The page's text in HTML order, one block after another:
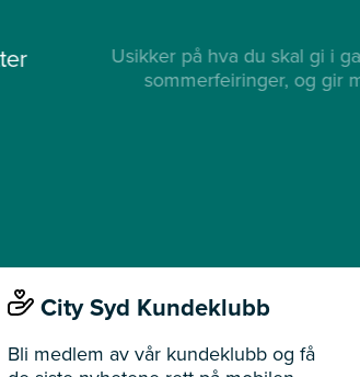
Usikker på hva du skal gi i
sommerfeiringer, og gir
City Syd Kundeklubb
Bli medlem av vår kundeklubb og få